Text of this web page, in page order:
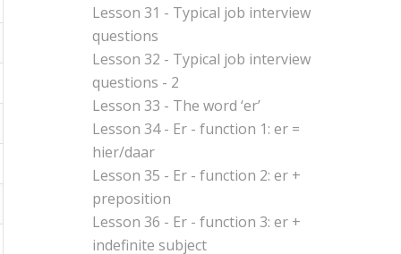
Lesson 31 - Typical job interview
questions
Lesson 32 - Typical job interview
questions - 2
Lesson 33 - The word ‘er’
Lesson 34 - Er - function 1: er =
hier/daar
Lesson 35 - Er - function 2: er +
preposition
Lesson 36 - Er - function 3: er +
indefinite subject